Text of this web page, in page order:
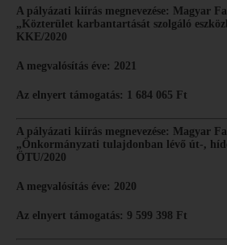
A pályázati kiírás megnevezése: Magyar
„Közterület karbantartását szolgáló
KKE/2020
A megvalósítás éve: 2021
Az elnyert támogatás: 1 684 065 Ft
A pályázati kiírás megnevezése: Magyar
„Önkormányzati tulajdonban lévő út-,
ÖTU/2020
A megvalósítás éve: 2020
Az elnyert támogatás: 9 599 398 Ft